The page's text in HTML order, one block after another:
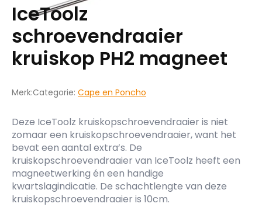
IceToolz
schroevendraaier
kruiskop PH2 magneet
Merk:Categorie: Cape en Poncho
Deze IceToolz kruiskopschroevendraaier is niet
zomaar een kruiskopschroevendraaier, want het
bevat een aantal extra’s. De
kruiskopschroevendraaier van IceToolz heeft een
magneetwerking én een handige
kwartslagindicatie. De schachtlengte van deze
kruiskopschroevendraaier is 10cm.